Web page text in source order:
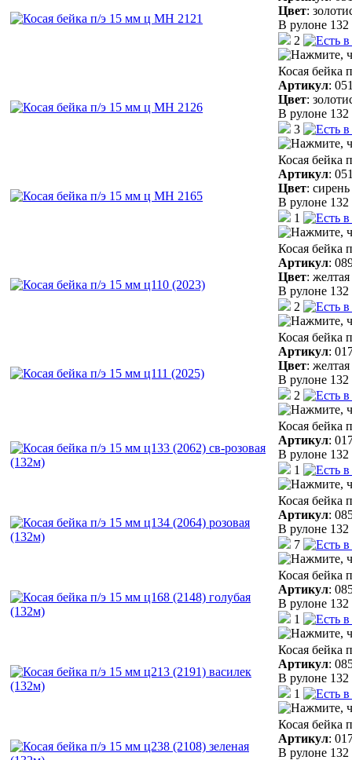
Цвет:
В рулоне
2
Косая бейка
Артикул:
Цвет:
В рулоне
3
Косая бейка
Артикул:
Цвет: сирень
В рулоне
1
Косая бейка
Артикул:
Цвет: желтая
В рулоне
2
Косая бейка
Артикул:
Цвет: желтая
В рулоне
2
Косая бейка
Артикул:
В рулоне
1
Косая бейка
Артикул:
В рулоне
7
Косая бейка
Артикул:
В рулоне
1
Косая бейка
Артикул:
В рулоне
1
Косая бейка
Артикул:
В рулоне